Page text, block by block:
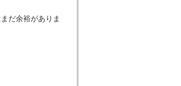
だ余裕がありま